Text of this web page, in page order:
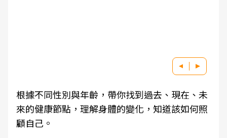
根據不同性別與年齡，帶你找到過去、現在、未
來的健康節點，理解身體的變化，知道該如何照
顧自己。